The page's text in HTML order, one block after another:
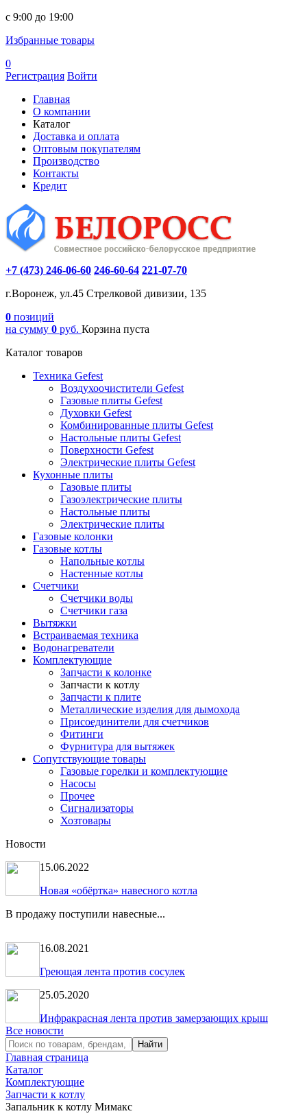
c 9:00 до 19:00
Избранные товары
0
Регистрация Войти
Главная
О компании
Каталог
Доставка и оплата
Оптовым покупателям
Производство
Контакты
Кредит
+7 (473) 246-06-60 246-60-64 221-07-70
г.Воронеж, ул.45 Стрелковой дивизии, 135
0 позиций
на сумму 0 руб. Корзина пуста
Каталог товаров
Техника Gefest
Воздухоочистители Gefest
Газовые плиты Gefest
Духовки Gefest
Комбинированные плиты Gefest
Настольные плиты Gefest
Поверхности Gefest
Электрические плиты Gefest
Кухонные плиты
Газовые плиты
Газоэлектрические плиты
Настольные плиты
Электрические плиты
Газовые колонки
Газовые котлы
Напольные котлы
Настенные котлы
Счетчики
Счетчики воды
Счетчики газа
Вытяжки
Встраиваемая техника
Водонагреватели
Комплектующие
Запчасти к колонке
Запчасти к котлу
Запчасти к плите
Металлические изделия для дымохода
Присоединители для счетчиков
Фитинги
Фурнитура для вытяжек
Сопутствующие товары
Газовые горелки и комплектующие
Насосы
Прочее
Сигнализаторы
Хозтовары
Новости
15.06.2022
Новая «обёртка» навесного котла
В продажу поступили навесные...
16.08.2021
Греющая лента против сосулек
25.05.2020
Инфракрасная лента против замерзающих крыш
Все новости
Главная страница
Каталог
Комплектующие
Запчасти к котлу
Запальник к котлу Мимакс